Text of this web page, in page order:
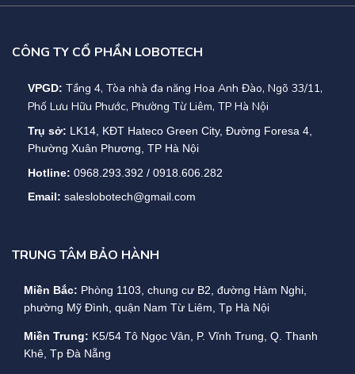
– Sử dụng đúng công suất UPS, không dùng vượt công suất.
– Tắt UPS khi không dùng hoặc khi tan sở
– Xả điện UPS 2 tháng/lần bằng cách rút phích cắm điện UPS
UPS APC BX700UI với giá ưu đãi nhất:
Phố Lưu Hữu Phước, Phường Từ Liêm, TP Hà Nội
Hotline : 0968 293 392
CÔNG TY CỔ PHẦN LOBOTECH
VPGD: Tầng 4, Tòa nhà đa năng Hoa Anh Đào, Ngõ 33/11,
Phố Lưu Hữu Phước, Phường Từ Liêm, TP Hà Nội
Trụ sở: LK14, KĐT Hateco Green City, Đường Foresa 4,
Phường Xuân Phương, TP Hà Nội
Hotline: 0968.293.392 / 0918.606.282
Email: saleslobotech@gmail.com
TRUNG TÂM BẢO HÀNH
Miền Bắc: Phòng 1103, chung cư B2, đường Hàm Nghi,
phường Mỹ Đình, quận Nam Từ Liêm, Tp Hà Nội
Miền Trung: K5/54 Tô Ngọc Vân, P. Vĩnh Trung, Q. Thanh
Khê, Tp Đà Nẵng